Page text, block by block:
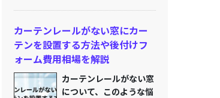
カーテンレールがない窓にカー
テンを設置する方法や後付けフ
ォーム費用相場を解説
カーテンレールがない窓
について、このような悩